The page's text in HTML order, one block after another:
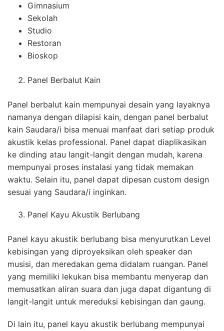
Gimnasium
Sekolah
Studio
Restoran
Bioskop
Panel Berbalut Kain
Panel berbalut kain mempunyai desain yang layaknya
namanya dengan dilapisi kain, dengan panel berbalut
kain Saudara/i bisa menuai manfaat dari setiap produk
akustik kelas professional. Panel dapat diaplikasikan
ke dinding atau langit-langit dengan mudah, karena
mempunyai proses instalasi yang tidak memakan
waktu. Selain itu, panel dapat dipesan custom design
sesuai yang Saudara/i inginkan.
Panel Kayu Akustik Berlubang
Panel kayu akustik berlubang bisa menyurutkan Level
kebisingan yang diproyeksikan oleh speaker dan
musisi, dan meredakan gema didalam ruangan. Panel
yang memiliki lekukan bisa membantu menyerap dan
memusatkan aliran suara dan juga dapat digantung di
langit-langit untuk mereduksi kebisingan dan gaung.
Di lain itu, panel kayu akustik berlubang mempunyai